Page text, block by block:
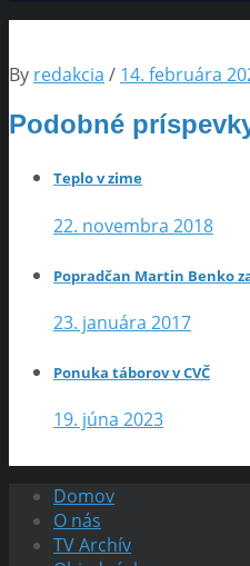
By redakcia / 14. februára
Podobné
Teplo v zime
22. novembra 2018
Popradčan Martin Benko
23. januára 2017
Ponuka táborov v CVČ
19. júna 2023
Domov
O nás
TV Archív